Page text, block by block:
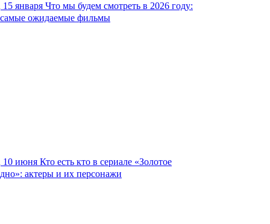
15 января Что мы будем смотреть в 2026 году:
самые ожидаемые фильмы
10 июня Кто есть кто в сериале «Золотое
дно»: актеры и их персонажи